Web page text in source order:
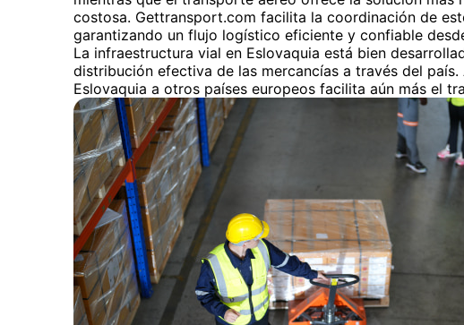
costosa. Gettransport.com facilita la coordinación de
garantizando un flujo logístico eficiente y confiable
La infraestructura vial en Eslovaquia está bien
distribución efectiva de las mercancías a través del
Eslovaquia a otros países europeos facilita aún más el